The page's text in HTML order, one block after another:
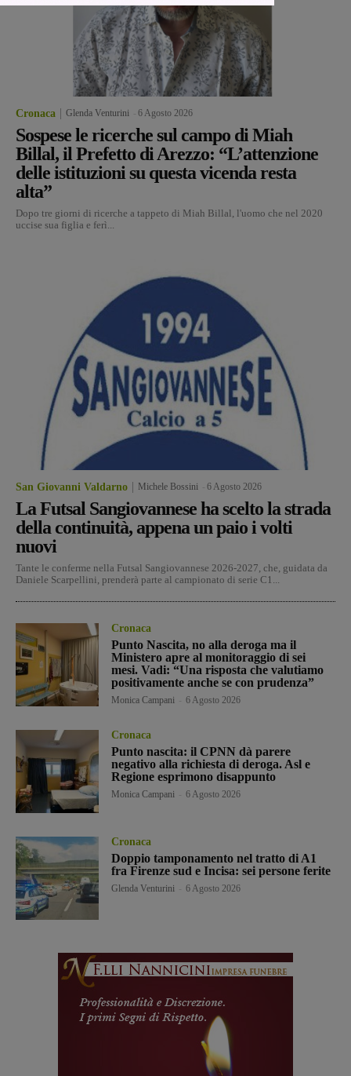
Cronaca Glenda Venturini 6 Agosto 2026
Sospese le ricerche sul campo di Miah
Billal, il Prefetto di Arezzo: “L’attenzione
delle istituzioni su questa vicenda resta
alta”
Dopo tre giorni di ricerche a tappeto di Miah Billal, l'uomo che nel 2020
uccise sua figlia e ferì...
San Giovanni Valdarno Michele Bossini 6 Agosto 2026
La Futsal Sangiovannese ha scelto la strada
della continuità, appena un paio i volti
nuovi
Tante le conferme nella Futsal Sangiovannese 2026-2027, che, guidata da
Daniele Scarpellini, prenderà parte al campionato di serie C1...
Cronaca
Punto Nascita, no alla deroga ma il
Ministero apre al monitoraggio di sei
mesi. Vadi: “Una risposta che valutiamo
positivamente anche se con prudenza”
Monica Campani 6 Agosto 2026
Cronaca
Punto nascita: il CPNN dà parere
negativo alla richiesta di deroga. Asl e
Regione esprimono disappunto
Monica Campani 6 Agosto 2026
Cronaca
Doppio tamponamento nel tratto di A1
fra Firenze sud e Incisa: sei persone ferite
Glenda Venturini 6 Agosto 2026